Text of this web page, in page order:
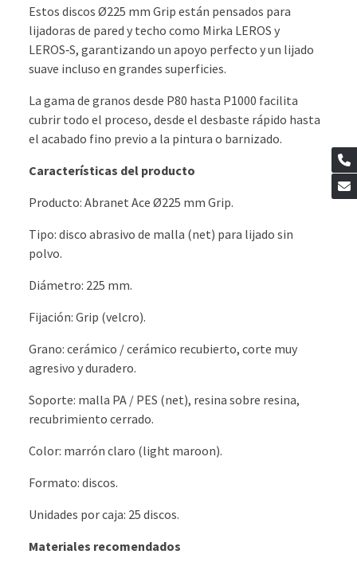
Estos discos Ø225 mm Grip están pensados para
lijadoras de pared y techo como Mirka LEROS y
LEROS‑S, garantizando un apoyo perfecto y un lijado
suave incluso en grandes superficies.
La gama de granos desde P80 hasta P1000 facilita
cubrir todo el proceso, desde el desbaste rápido hasta
el acabado fino previo a la pintura o barnizado.
Características del producto
Producto: Abranet Ace Ø225 mm Grip.
Tipo: disco abrasivo de malla (net) para lijado sin
polvo.
Diámetro: 225 mm.
Fijación: Grip (velcro).
Grano: cerámico / cerámico recubierto, corte muy
agresivo y duradero.
Soporte: malla PA / PES (net), resina sobre resina,
recubrimiento cerrado.
Color: marrón claro (light maroon).
Formato: discos.
Unidades por caja: 25 discos.
Materiales recomendados